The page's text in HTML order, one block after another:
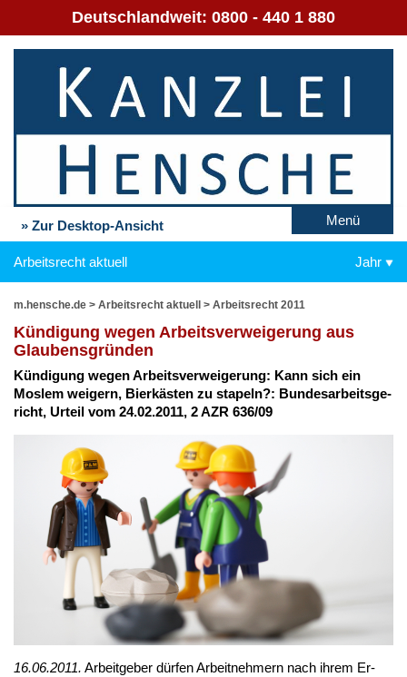
Deutschlandweit: 0800 - 440 1 880
» Zur Desktop-Ansicht Menü
Arbeitsrecht aktuell Jahr
m.hensche.de > Arbeitsrecht aktuell > Arbeitsrecht 2011
Kün­di­gung we­gen Ar­beits­ver­wei­ge­rung aus
Glau­bens­grün­den
Kün­di­gung we­gen Ar­beits­ver­wei­ge­rung: Kann sich ein
Mos­lem wei­gern, Bier­käs­ten zu sta­peln?: Bun­des­ar­beits­ge­
richt, Ur­teil vom 24.02.2011, 2 AZR 636/09
16.06.2011. Ar­beit­ge­ber dür­fen Ar­beit­neh­mern nach ih­rem Er­